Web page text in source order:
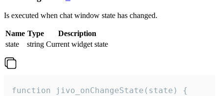
Is executed when chat window state has changed.
Name Type
Description
state
string Current widget state
function jivo_onChangeState(state) {